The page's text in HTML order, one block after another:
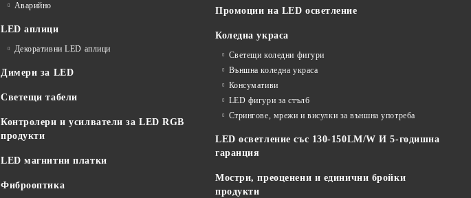
Аварийно
LED аплици
Декоративни LED аплици
Димери за LED
Светещи табели
Контролери и усилватели за LED RGB
продукти
LED магнитни платки
Фиброоптика
Промоции на LED осветление
Коледна украса
Светещи коледни фигури
Външна коледна украса
Консумативи
LED фигури за стълб
Стрингове, мрежи и висулки за външна употреба
LED осветление със 130-150LM/W И 5-годишна
гаранция
Мостри, преоценени и единични бройки
продукти